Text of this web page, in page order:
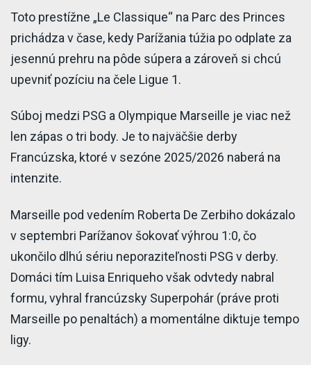
Toto prestížne „Le Classique“ na Parc des Princes
prichádza v čase, kedy Parížania túžia po odplate za
jesennú prehru na pôde súpera a zároveň si chcú
upevniť pozíciu na čele Ligue 1.
Súboj medzi PSG a Olympique Marseille je viac než
len zápas o tri body. Je to najväčšie derby
Francúzska, ktoré v sezóne 2025/2026 naberá na
intenzite.
Marseille pod vedením Roberta De Zerbiho dokázalo
v septembri Parížanov šokovať výhrou 1:0, čo
ukončilo dlhú sériu neporaziteľnosti PSG v derby.
Domáci tím Luisa Enriqueho však odvtedy nabral
formu, vyhral francúzsky Superpohár (práve proti
Marseille po penaltách) a momentálne diktuje tempo
ligy.